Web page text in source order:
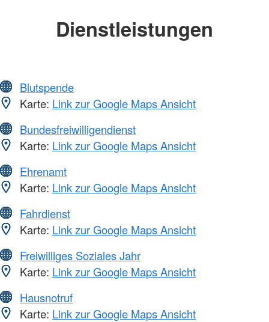
Dienstleistungen
Blutspende
Karte: Link zur Google Maps Ansicht
Bundesfreiwilligendienst
Karte: Link zur Google Maps Ansicht
Ehrenamt
Karte: Link zur Google Maps Ansicht
Fahrdienst
Karte: Link zur Google Maps Ansicht
Freiwilliges Soziales Jahr
Karte: Link zur Google Maps Ansicht
Hausnotruf
Karte: Link zur Google Maps Ansicht